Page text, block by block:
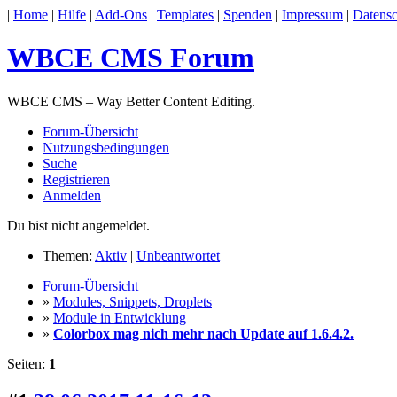
| Home | Hilfe | Add-Ons | Templates | Spenden | Impressum |
WBCE CMS Forum
WBCE CMS – Way Better Content Editing.
Forum-Übersicht
Nutzungsbedingungen
Suche
Registrieren
Anmelden
Du bist nicht angemeldet.
Themen: Aktiv | Unbeantwortet
Forum-Übersicht
» Modules, Snippets, Droplets
» Module in Entwicklung
» Colorbox mag nich mehr nach Update auf 1.6.4.2.
Seiten: 1